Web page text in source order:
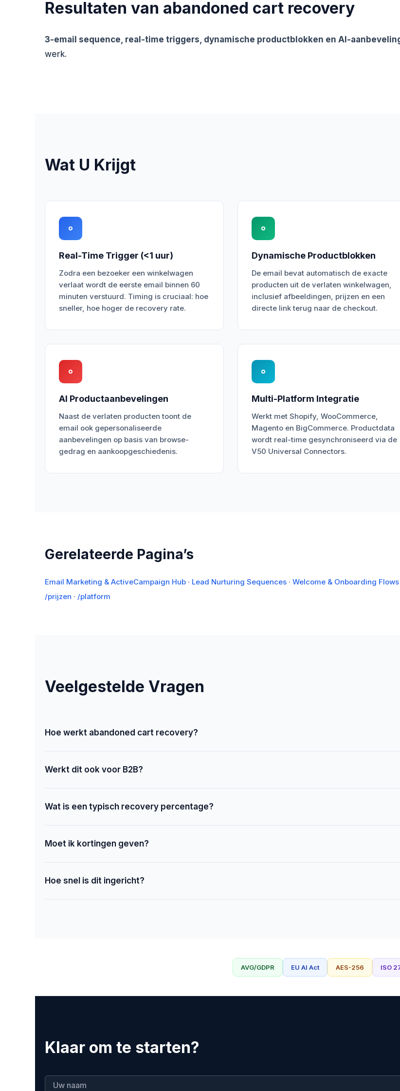
Resultaten van abandoned cart recovery
3-email sequence, real-time triggers, dynamische productblokken en AI-
werk.
Wat U Krijgt
Real-Time Trigger (<1 uur)
Zodra een bezoeker een winkelwagen
verlaat wordt de eerste email binnen 60
minuten verstuurd. Timing is cruciaal: hoe
sneller, hoe hoger de recovery rate.
Dynamische Productblokken
De email bevat automatisch de exacte
producten uit de verlaten winkelwagen,
inclusief afbeeldingen, prijzen en een
directe link terug naar de checkout.
AI Productaanbevelingen
Naast de verlaten producten toont de
email ook gepersonaliseerde
aanbevelingen op basis van browse-
gedrag en aankoopgeschiedenis.
Multi-Platform Integratie
Werkt met Shopify, WooCommerce,
Magento en BigCommerce. Productdata
wordt real-time gesynchroniseerd via de
V50 Universal Connectors.
Gerelateerde Pagina’s
Email Marketing & ActiveCampaign Hub · Lead Nurturing Sequences · Welcome & Onboarding Flows
/prijzen · /platform
Veelgestelde Vragen
Hoe werkt abandoned cart recovery?
Werkt dit ook voor B2B?
Wat is een typisch recovery percentage?
Moet ik kortingen geven?
Hoe snel is dit ingericht?
AVG/GDPR EU AI Act AES-256 ISO
Klaar om te starten?